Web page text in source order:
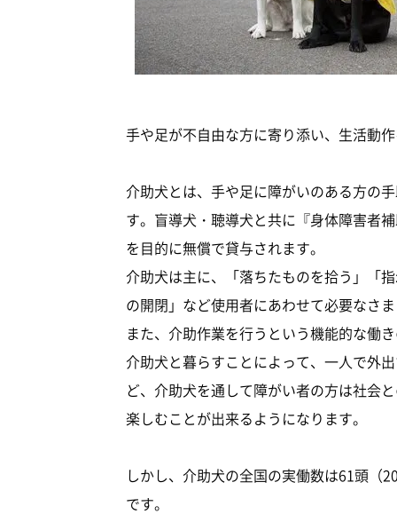
手や足が不自由な方に寄り添い、生活動
介助犬とは、手や足に障がいのある方の
す。盲導犬・聴導犬と共に『身体障害者
を目的に無償で貸与されます。
介助犬は主に、「落ちたものを拾う」「
の開閉」など使用者にあわせて必要なさ
また、介助作業を行うという機能的な働
介助犬と暮らすことによって、一人で外
ど、介助犬を通して障がい者の方は社会
楽しむことが出来るようになります。
しかし、介助犬の全国の実働数は61頭（
です。